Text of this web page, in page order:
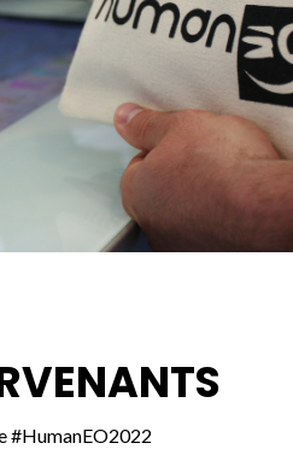
#HumanEO2022